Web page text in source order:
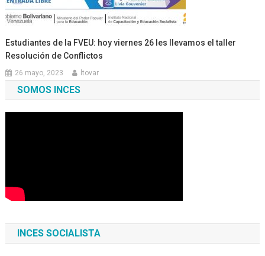
Estudiantes de la FVEU: hoy viernes 26 les llevamos el taller
Resolución de Conflictos
26 mayo, 2023 ltovar
SOMOS INCES
INCES SOCIALISTA